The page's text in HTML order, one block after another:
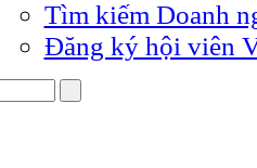
Tìm kiếm Doanh
Đăng ký hội viên